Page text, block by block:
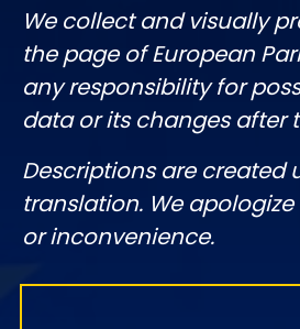
We collect and visually
the page of European
any responsibility for
data or its changes after
Descriptions are created
translation. We
or inconvenience.